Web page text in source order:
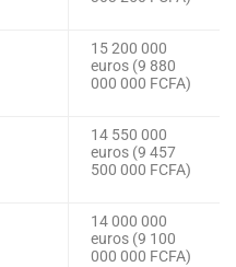
15 200 000
euros (9 880
000 000 FCFA)
14 550 000
euros (9 457
500 000 FCFA)
14 000 000
euros (9 100
000 000 FCFA)